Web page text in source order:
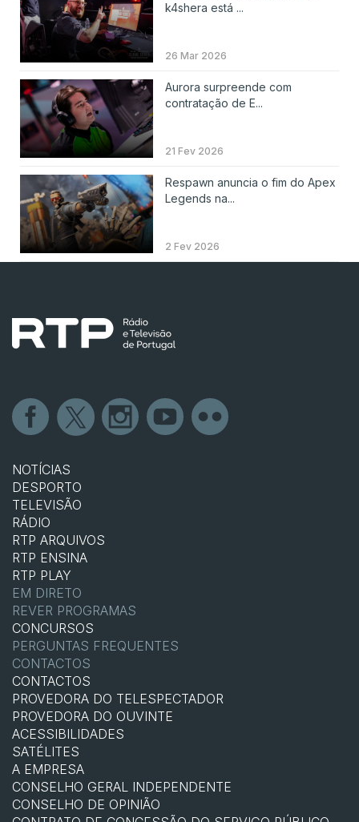
k4shera está ...
26 Mar 2026
Aurora surpreende com
contratação de E...
21 Fev 2026
Respawn anuncia o fim do Apex
Legends na...
2 Fev 2026
NOTÍCIAS
DESPORTO
TELEVISÃO
RÁDIO
RTP ARQUIVOS
RTP ENSINA
RTP PLAY
EM DIRETO
REVER PROGRAMAS
CONCURSOS
PERGUNTAS FREQUENTES
CONTACTOS
CONTACTOS
PROVEDORA DO TELESPECTADOR
PROVEDORA DO OUVINTE
ACESSIBILIDADES
SATÉLITES
A EMPRESA
CONSELHO GERAL INDEPENDENTE
CONSELHO DE OPINIÃO